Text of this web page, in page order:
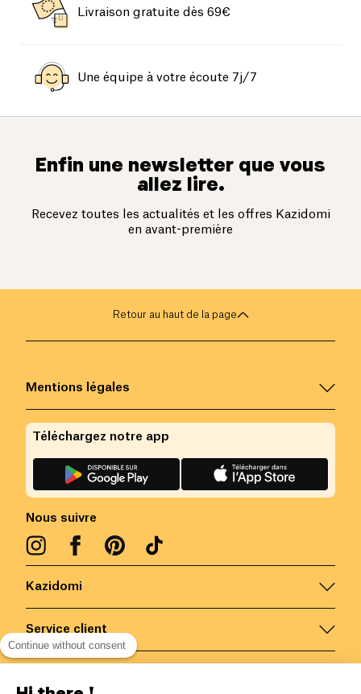
Livraison gratuite dès 69€
Une équipe à votre écoute 7j/7
Enfin une newsletter que vous
allez lire.
Recevez toutes les actualités et les offres Kazidomi
en avant-première
Retour au haut de la page
Kazidomi
Service client
Mentions légales
Nous suivre
Téléchargez notre app
Continue without consent